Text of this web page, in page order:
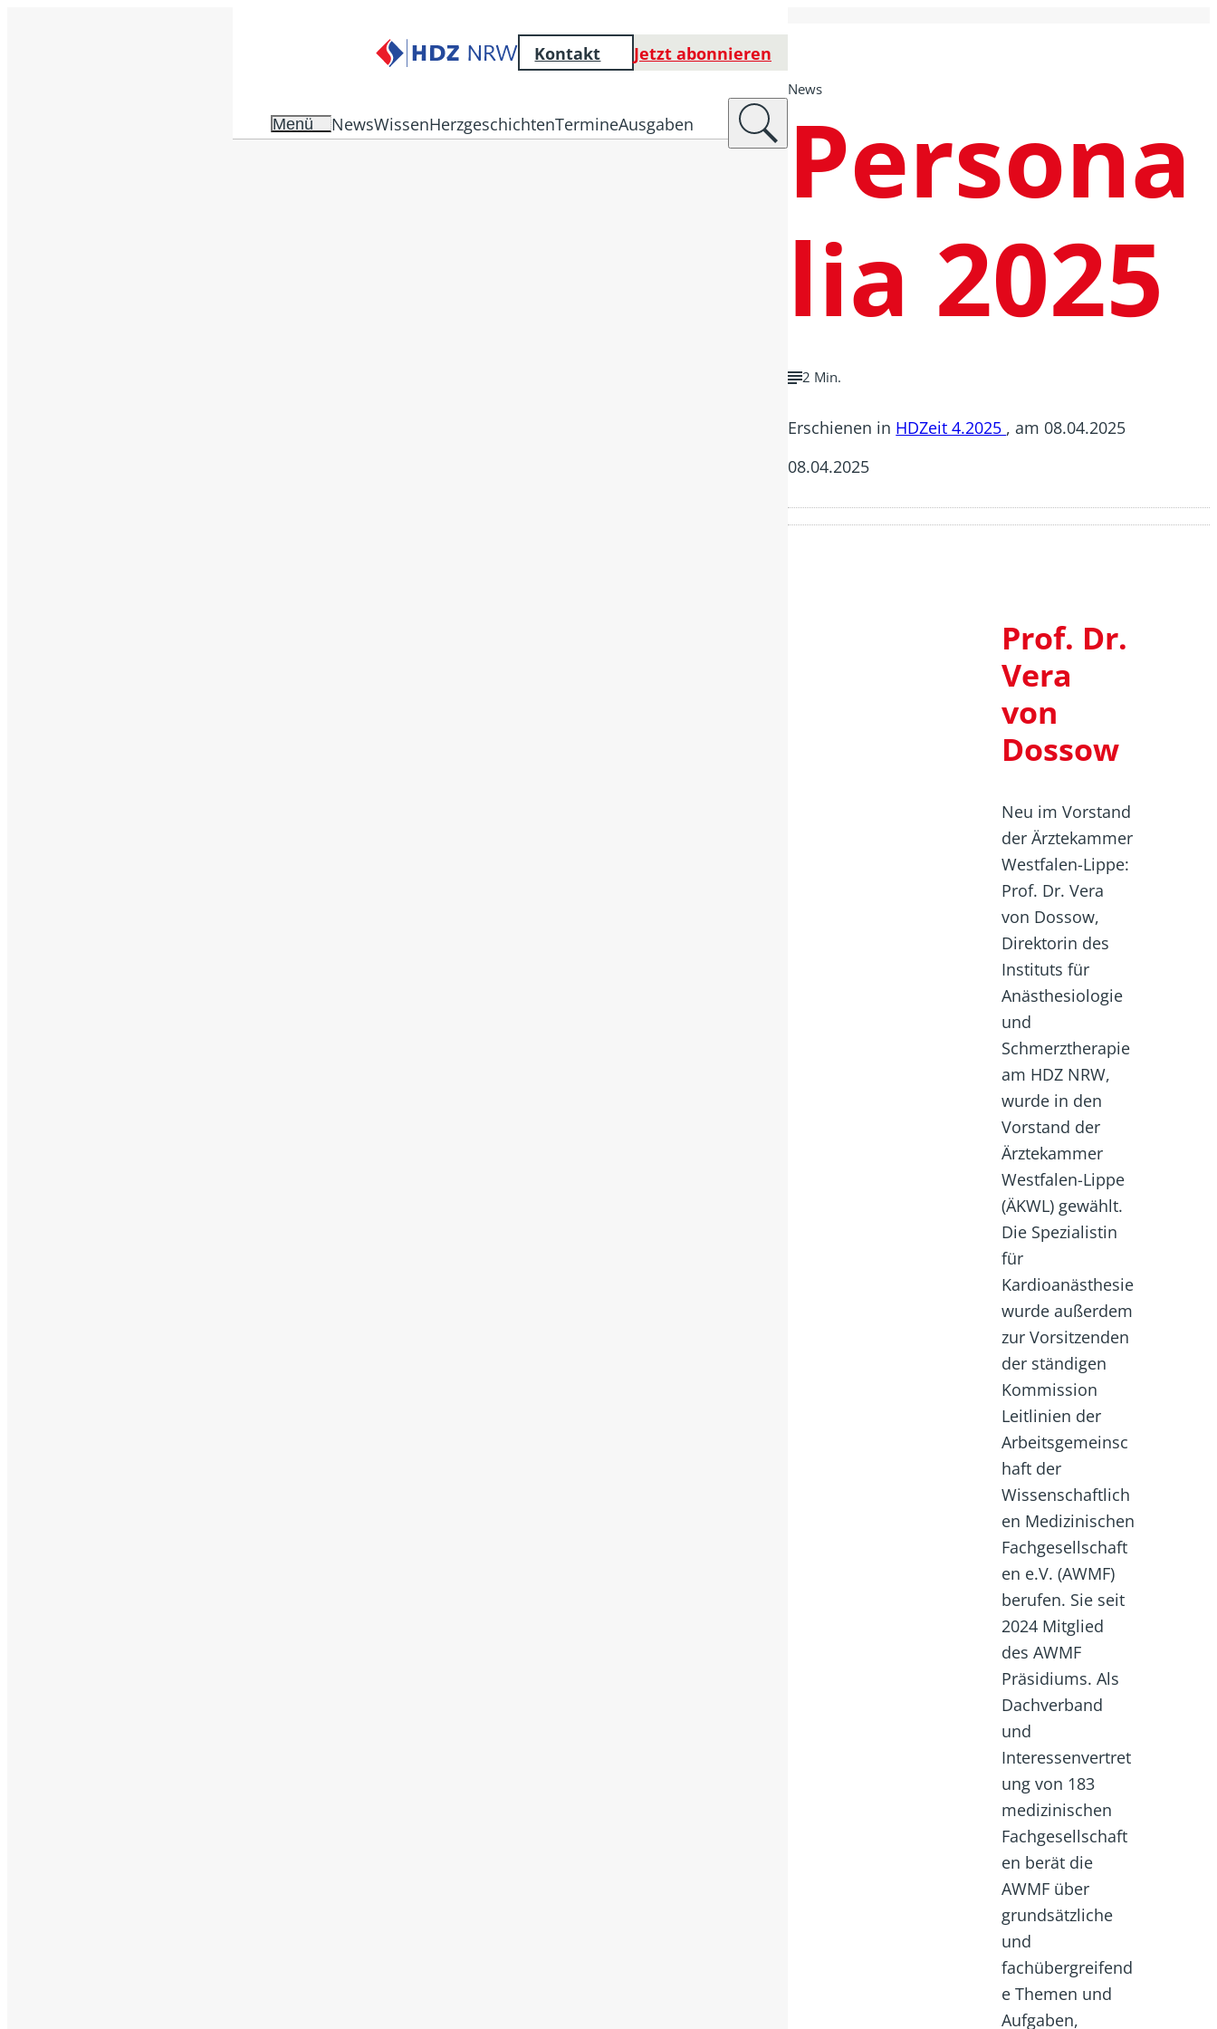
Kontakt Jetzt abonnieren
Menü NewsWissenHerzgeschichtenTermineAusgaben
News
Persona
lia 2025
2 Min.
Erschienen in HDZeit 4.2025 , am 08.04.2025
08.04.2025
Prof. Dr.
Vera
von
Dossow
Neu im Vorstand
der Ärztekammer
Westfalen-Lippe:
Prof. Dr. Vera
von Dossow,
Direktorin des
Instituts für
Anästhesiologie
und
Schmerztherapie
am HDZ NRW,
wurde in den
Vorstand der
Ärztekammer
Westfalen-Lippe
(ÄKWL) gewählt.
Die Spezialistin
für
Kardioanästhesie
wurde außerdem
zur Vorsitzenden
der ständigen
Kommission
Leitlinien der
Arbeitsgemeinsc
haft der
Wissenschaftlich
en Medizinischen
Fachgesellschaft
en e.V. (AWMF)
berufen. Sie seit
2024 Mitglied
des AWMF
Präsidiums. Als
Dachverband
und
Interessenvertret
ung von 183
medizinischen
Fachgesellschaft
en berät die
AWMF über
grundsätzliche
und
fachübergreifend
e Themen und
Aufgaben,